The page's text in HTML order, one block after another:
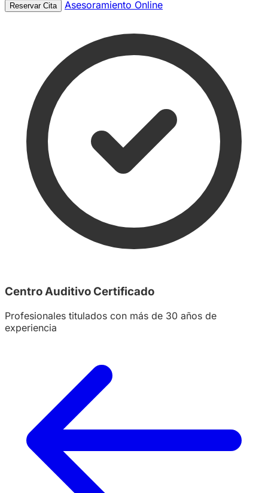
Reservar Cita Asesoramiento Online
Centro Auditivo Certificado
Profesionales titulados con más de 30 años de
experiencia